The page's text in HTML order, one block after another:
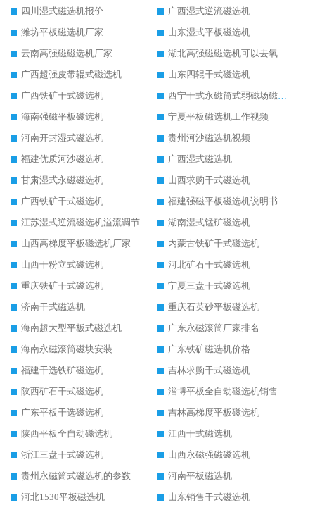
四川湿式磁选机报价
广西湿式逆流磁选机
潍坊平板磁选机厂家
山东湿式平板磁选机
云南高强磁磁选机厂家
湖北高强磁磁选机可以去氧化铝
广西超强皮带辊式磁选机
山东四辊干式磁选机
广西铁矿干式磁选机
西宁干式永磁筒式弱磁场磁选机结构图
海南强磁平板磁选机
宁夏平板磁选机工作视频
河南开封湿式磁选机
贵州河沙磁选机视频
福建优质河沙磁选机
广西湿式磁选机
甘肃湿式永磁磁选机
山西求购干式磁选机
广西铁矿干式磁选机
福建强磁平板磁选机说明书
江苏湿式逆流磁选机溢流调节
湖南湿式锰矿磁选机
山西高梯度平板磁选机厂家
内蒙古铁矿干式磁选机
山西干粉立式磁选机
河北矿石干式磁选机
重庆铁矿干式磁选机
宁夏三盘干式磁选机
济南干式磁选机
重庆石英砂平板磁选机
海南超大型平板式磁选机
广东永磁滚筒厂家排名
海南永磁滚筒磁块安装
广东铁矿磁选机价格
福建干选铁矿磁选机
吉林求购干式磁选机
陕西矿石干式磁选机
淄博平板全自动磁选机销售
广东平板干选磁选机
吉林高梯度平板磁选机
陕西平板全自动磁选机
江西干式磁选机
浙江三盘干式磁选机
山西永磁强磁磁选机
贵州永磁筒式磁选机的参数
河南平板磁选机
河北1530平板磁选机
山东销售干式磁选机